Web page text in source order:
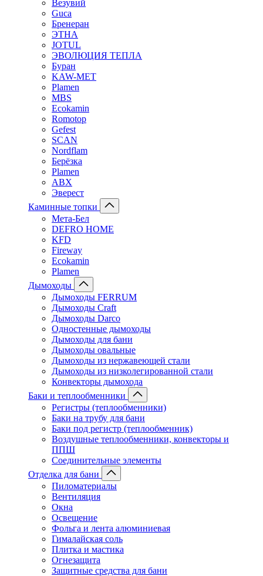
Везувий
Guca
Бренеран
ЭТНА
JOTUL
ЭВОЛЮЦИЯ ТЕПЛА
Буран
KAW-MET
Plamen
MBS
Ecokamin
Romotop
Gefest
SCAN
Nordflam
Берёзка
Plamen
ABX
Эверест
Каминные топки
Мета-Бел
DEFRO HOME
KFD
Fireway
Ecokamin
Plamen
Дымоходы
Дымоходы FERRUM
Дымоходы Craft
Дымоходы Darco
Одностенные дымоходы
Дымоходы для бани
Дымоходы овальные
Дымоходы из нержавеющей стали
Дымоходы из низколегированной стали
Конвекторы дымохода
Баки и теплообменники
Регистры (теплообменники)
Баки на трубу для бани
Баки под регистр (теплообменник)
Воздушные теплообменники, конвекторы и
ППШ
Соединительные элементы
Отделка для бани
Пиломатериалы
Вентиляция
Окна
Освещение
Фольга и лента алюминиевая
Гималайская соль
Плитка и мастика
Огнезащита
Защитные средства для бани